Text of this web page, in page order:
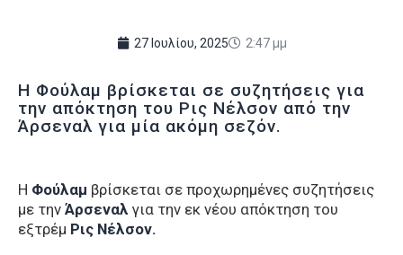
27 Ιουλίου, 2025 2:47 μμ
H Φούλαμ βρίσκεται σε συζητήσεις για
την απόκτηση του Ρις Νέλσον από την
Άρσεναλ για μία ακόμη σεζόν.
Η Φούλαμ βρίσκεται σε προχωρημένες συζητήσεις
με την Άρσεναλ για την εκ νέου απόκτηση του
εξτρέμ Ρις Νέλσον.